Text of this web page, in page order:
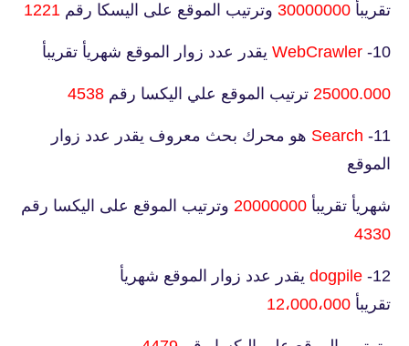
تقريبأ 30000000 وترتيب الموقع على اليسكا رقم 1221
10-
WebCrawler يقدر عدد زوار الموقع شهريأ تقريبأ
25000.000 ترتيب الموقع علي اليكسا رقم 4538
11-
Search هو محرك بحث معروف يقدر عدد زوار
الموقع
شهريأ تقريبأ 20000000 وترتيب الموقع على اليكسا رقم
4330
12-
dogpile يقدر عدد زوار الموقع شهريأ
تقريبأ 12،000،000